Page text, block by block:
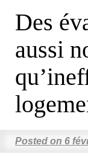
Des
aussi
Posted on 6